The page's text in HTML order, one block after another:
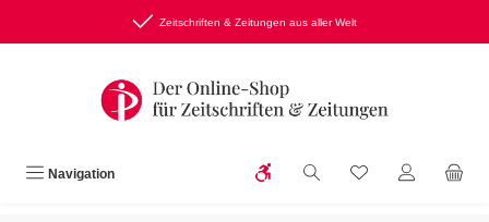
Zum Hauptinhalt springen Zeitschriften & Zeitungen aus aller Welt
Navigation Werkzeugleiste anzeigen
Du hast 0